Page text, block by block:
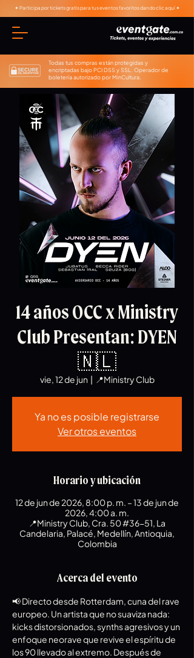
✦ Participa por tickets gratis para tus eventos favoritos dando clic aquí ✦
Todas tus compras están protegidas y
encriptadas bajo PCI DSS y SSL. Operador de
boletería autorizado por MinCultura.
14 años OCC x Ministry
Club Presentan: DYEN
🇳🇱
vie, 12 de jun
  |
📍Ministry Club
Ya no es posible registrarse
Ver otros eventos
Horario y ubicación
12 de jun de 2026, 8:00 p. m. – 13 de jun de
2026, 4:00 a. m.
📍Ministry Club, Cra. 50 #36-51, La
Candelaria, Palacé, Medellín, Antioquia,
Colombia
Acerca del evento
📢 Directo desde Rotterdam, cuna del rave
europeo. Un artista que no suaviza nada:
kicks distorsionados, synths agresivos y un
enfoque neorave que revive el espíritu de
los 90 llevado al extremo. Después de